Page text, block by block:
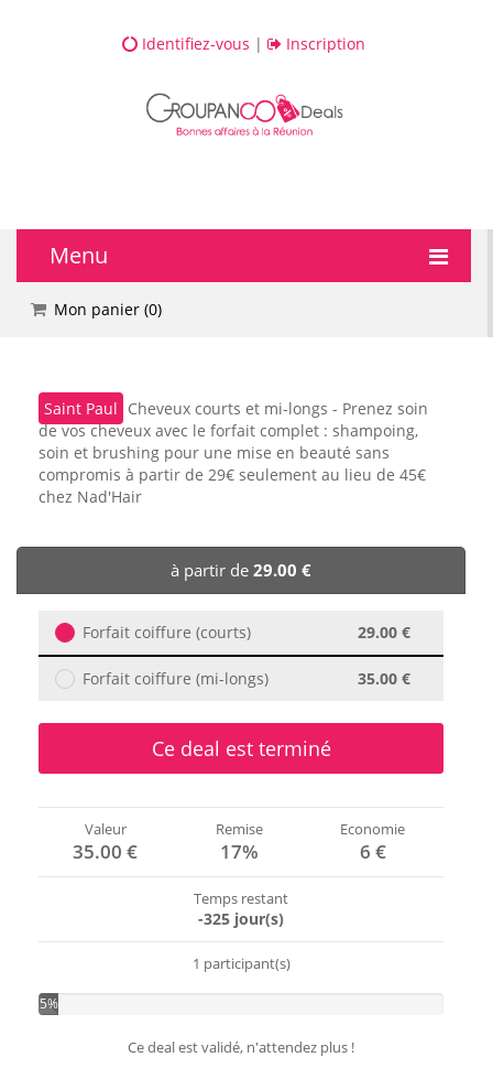
Identifiez-vous | Inscription
Menu
🔥 DEALS
💅 Beauté
🎯 Loisirs
Mon panier (0)
Saint Paul Cheveux courts et mi-longs - Prenez soin
de vos cheveux avec le forfait complet : shampoing,
soin et brushing pour une mise en beauté sans
compromis à partir de 29€ seulement au lieu de 45€
chez Nad'Hair
à partir de 29.00 €
Forfait coiffure (courts) 29.00 €
Forfait coiffure (mi-longs) 35.00 €
Ce deal est terminé
Valeur
35.00 €
Remise
17%
Economie
6 €
Temps restant
-325 jour(s)
1 participant(s)
5%
Ce deal est validé, n'attendez plus !